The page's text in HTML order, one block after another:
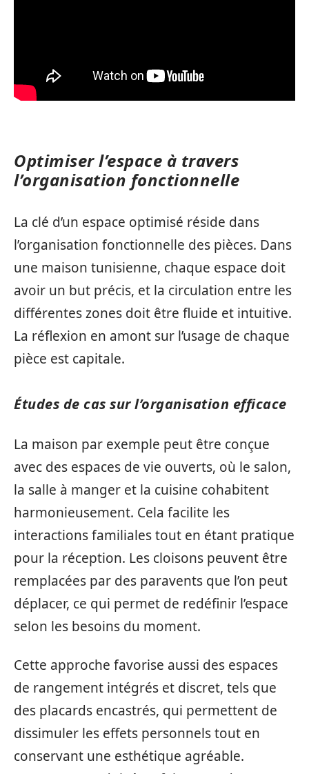
Optimiser l’espace à travers
l’organisation fonctionnelle
La clé d’un espace optimisé réside dans
l’organisation fonctionnelle des pièces. Dans
une maison tunisienne, chaque espace doit
avoir un but précis, et la circulation entre les
différentes zones doit être fluide et intuitive.
La réflexion en amont sur l’usage de chaque
pièce est capitale.
Études de cas sur l’organisation efficace
La maison par exemple peut être conçue
avec des espaces de vie ouverts, où le salon,
la salle à manger et la cuisine cohabitent
harmonieusement. Cela facilite les
interactions familiales tout en étant pratique
pour la réception. Les cloisons peuvent être
remplacées par des paravents que l’on peut
déplacer, ce qui permet de redéfinir l’espace
selon les besoins du moment.
Cette approche favorise aussi des espaces
de rangement intégrés et discret, tels que
des placards encastrés, qui permettent de
dissimuler les effets personnels tout en
conservant une esthétique agréable.